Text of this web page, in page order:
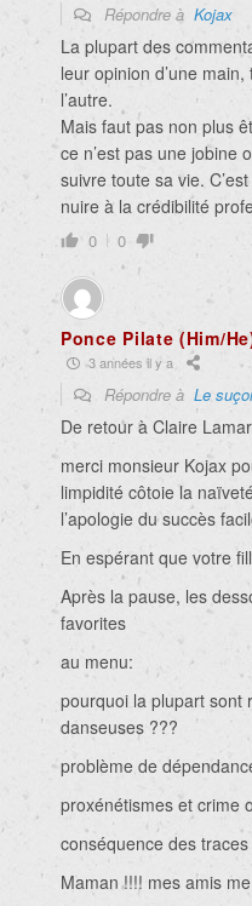
Répondre à Kojax
La plupart des
leur opinion d’une
l’autre.
Mais faut pas non plus
ce n’est pas une jobine
suivre toute sa vie.
nuire à la crédibilité
0 0
Ponce Pilate (Him/
3 années il y a
Répondre à Le
De retour à Claire
merci monsieur Kojax
limpidité côtoie la
l’apologie du succès
En espérant que votre
Après la pause, les
favorites
au menu:
pourquoi la plupart sont
danseuses ???
problème de
proxénétismes et crime
conséquence des
Maman !!!! mes amis